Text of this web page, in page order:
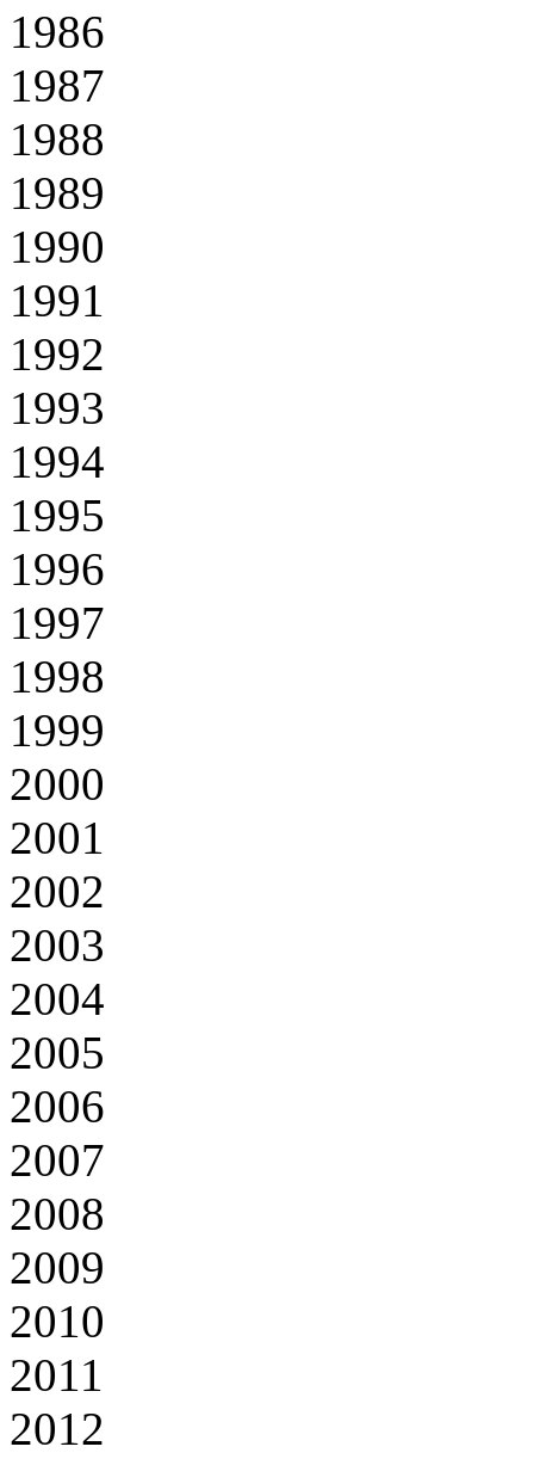
1986
1987
1988
1989
1990
1991
1992
1993
1994
1995
1996
1997
1998
1999
2000
2001
2002
2003
2004
2005
2006
2007
2008
2009
2010
2011
2012